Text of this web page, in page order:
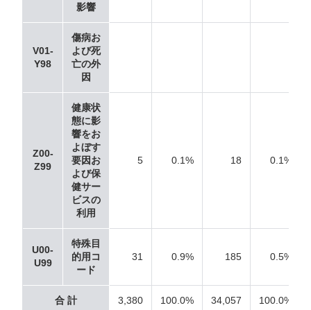
影響
V01-
Y98
傷病お
よび死
亡の外
因
Z00-
Z99
健康状
態に影
響をお
よぼす
要因お
よび保
健サー
ビスの
利用
5 0.1% 18 0.1%
U00-
U99
特殊目
的用コ
ード
31 0.9% 185 0.5%
合 計 3,380 100.0% 34,057 100.0%